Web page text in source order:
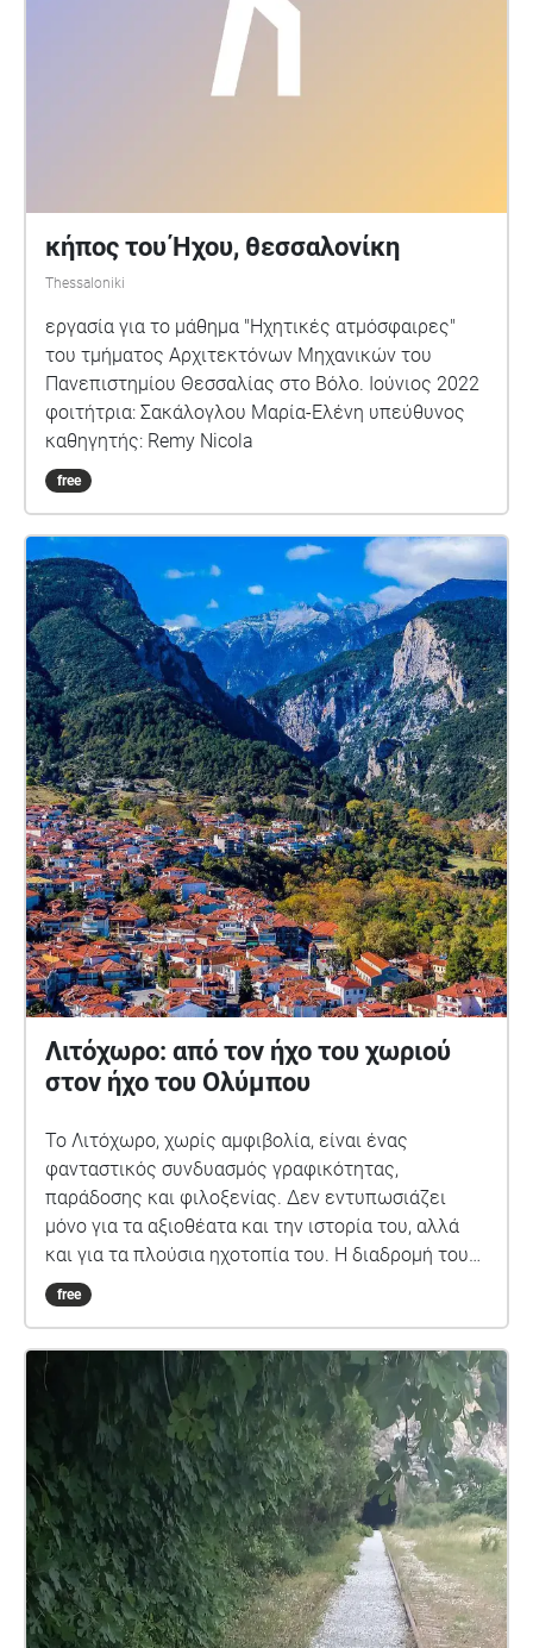
κήπος του Ήχου, θεσσαλονίκη
Thessaloniki
εργασία για το μάθημα "Ηχητικές ατμόσφαιρες"
του τμήματος Αρχιτεκτόνων Μηχανικών του
Πανεπιστημίου Θεσσαλίας στο Βόλο. Ιούνιος 2022
φοιτήτρια: Σακάλογλου Μαρία-Ελένη υπεύθυνος
καθηγητής: Remy Nicola
free
Λιτόχωρο: από τον ήχο του χωριού
στον ήχο του Ολύμπου
Το Λιτόχωρο, χωρίς αμφιβολία, είναι ένας
φανταστικός συνδυασμός γραφικότητας,
παράδοσης και φιλοξενίας. Δεν εντυπωσιάζει
μόνο για τα αξιοθέατα και την ιστορία του, αλλά
και για τα πλούσια ηχοτοπία του. Η διαδρομή του
ηχοπεριπάτου ξεκινά από το κέντρο του χωριού,
όπου οι φωνές των ανθρώπων, οι ήχοι των
αλληλοκαλύπτονται, δημιουργώντας ένα ζωντανό
και πυκνό ηχοτοπίο. Σταδιακά, καθώς προχωράς
προς τις γειτονιές και τα μονοπάτια έξω από το
κέντρο, οι ανθρώπινοι ήχοι εξασθενούν και η φύση
παίρνει τη σκυτάλη: τα βήματα πάνω στις πέτρες,
ο άνεμος, τα πουλιά και ο ήχος του νερού γίνονται
καθαροί και διακριτοί. Η διαδρομή φτάνει στον
νερόμυλο και τον Ενιπέα, όπου η ηρεμία της
φύσης κυριαρχεί, οι ήχοι αποκτούν υψηλή
πιστότητα και ο επισκέπτης βιώνει μια πλήρη
free